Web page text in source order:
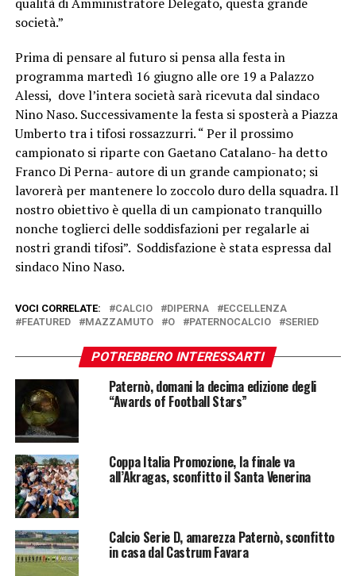
società.”
Prima di pensare al futuro si pensa alla festa in
programma martedì 16 giugno alle ore 19 a Palazzo
Alessi, dove l’intera società sarà ricevuta dal sindaco
Nino Naso. Successivamente la festa si sposterà a Piazza
Umberto tra i tifosi rossazzurri. “ Per il prossimo
campionato si riparte con Gaetano Catalano- ha detto
Franco Di Perna- autore di un grande campionato; si
lavorerà per mantenere lo zoccolo duro della squadra. Il
nostro obiettivo è quella di un campionato tranquillo
nonche toglierci delle soddisfazioni per regalarle ai
nostri grandi tifosi”. Soddisfazione è stata espressa dal
sindaco Nino Naso.
VOCI CORRELATE: CALCIO DIPERNA
ECCELLENZA
FEATURED
MAZZAMUTO O PATERNOCALCIO SERIED
POTREBBERO INTERESSARTI
Paternò, domani la decima edizione degli
“Awards of Football Stars”
Coppa Italia Promozione, la finale va
all’Akragas, sconfitto il Santa Venerina
Calcio Serie D, amarezza Paternò, sconfitto
in casa dal Castrum Favara